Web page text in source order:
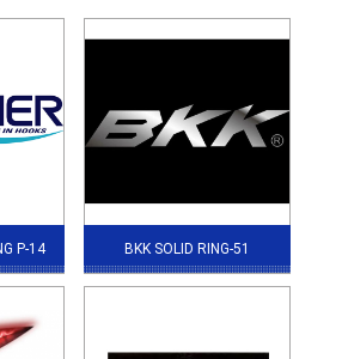
P-14 BKK SOLID RING-51